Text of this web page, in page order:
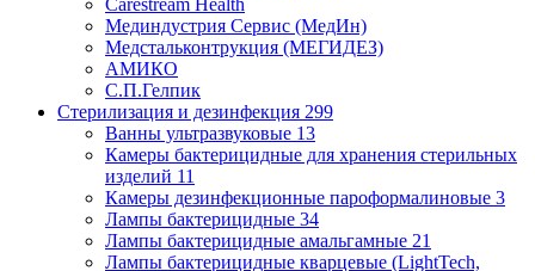
Мединдустрия Сервис (МедИн)
Медстальконтрукция (МЕГИДЕЗ)
АМИКО
С.П.Гелпик
Стерилизация и дезинфекция 299
Ванны ультразвуковые 13
Камеры бактерицидные для хранения стерильных
изделий 11
Камеры дезинфекционные пароформалиновые 3
Лампы бактерицидные 34
Лампы бактерицидные амальгамные 21
Лампы бактерицидные кварцевые (LightTech,